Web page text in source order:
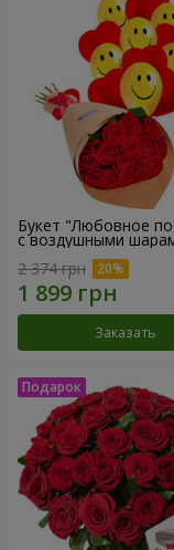
Букет "Любовное
с воздушными
2 374 грн
Заказать